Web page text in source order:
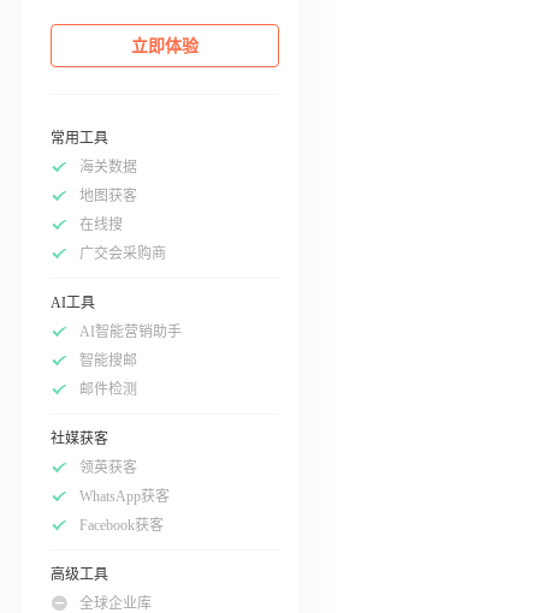
立即体验
常用工具
海关数据
地图获客
在线搜
广交会采购商
AI工具
AI智能营销助手
智能搜邮
邮件检测
社媒获客
领英获客
WhatsApp获客
Facebook获客
高级工具
全球企业库